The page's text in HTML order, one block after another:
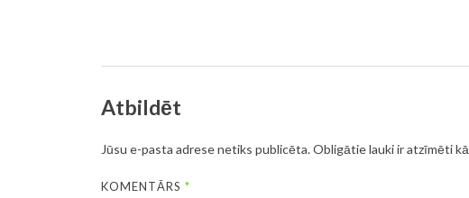
Atbildēt
Jūsu e-pasta adrese netiks publicēta.Obligātie lauki ir atzīmēti kā
KOMENTĀRS*